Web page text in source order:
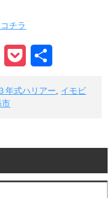
チラ
年式ハリアー, イモビ
市